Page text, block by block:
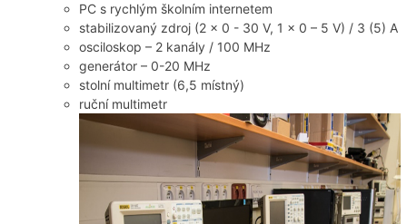
PC s rychlým školním internetem
stabilizovaný zdroj (2 x 0 - 30 V, 1 x 0 – 5 V) / 3 (5) A
osciloskop – 2 kanály / 100 MHz
generátor – 0-20 MHz
stolní multimetr (6,5 místný)
ruční multimetr